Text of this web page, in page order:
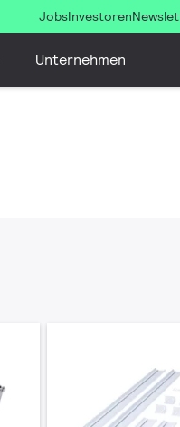
JobsInvestoren
Unternehmen